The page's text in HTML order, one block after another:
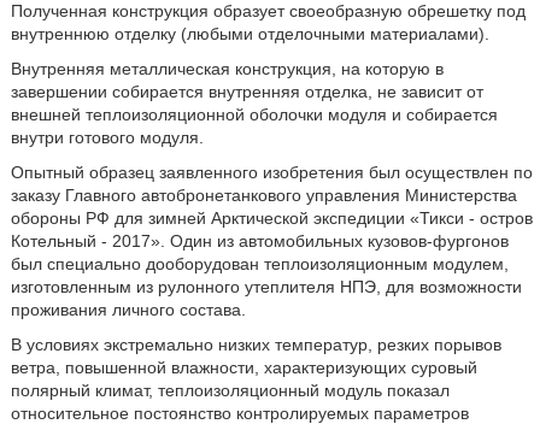
Полученная конструкция образует своеобразную обрешетку под
внутреннюю отделку (любыми отделочными материалами).
Внутренняя металлическая конструкция, на которую в
завершении собирается внутренняя отделка, не зависит от
внешней теплоизоляционной оболочки модуля и собирается
внутри готового модуля.
Опытный образец заявленного изобретения был осуществлен по
заказу Главного автобронетанкового управления Министерства
обороны РФ для зимней Арктической экспедиции «Тикси - остров
Котельный - 2017». Один из автомобильных кузовов-фургонов
был специально дооборудован теплоизоляционным модулем,
изготовленным из рулонного утеплителя НПЭ, для возможности
проживания личного состава.
В условиях экстремально низких температур, резких порывов
ветра, повышенной влажности, характеризующих суровый
полярный климат, теплоизоляционный модуль показал
относительное постоянство контролируемых параметров